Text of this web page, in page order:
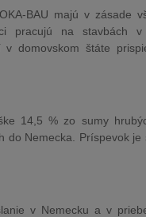
BAU majú v zásade
pracujú na stavbách v
domovskom štáte
14,5 % zo sumy
do Nemecka. Príspevok je
v Nemecku a v